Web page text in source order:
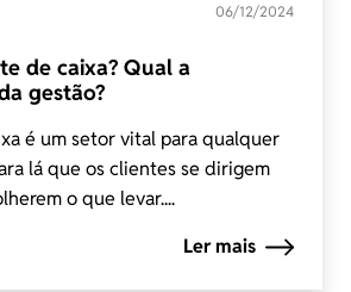
06/12/2024
de caixa? Qual a
gestão?
é um setor vital para qualquer
lá que os clientes se dirigem
o que levar....
Ler mais